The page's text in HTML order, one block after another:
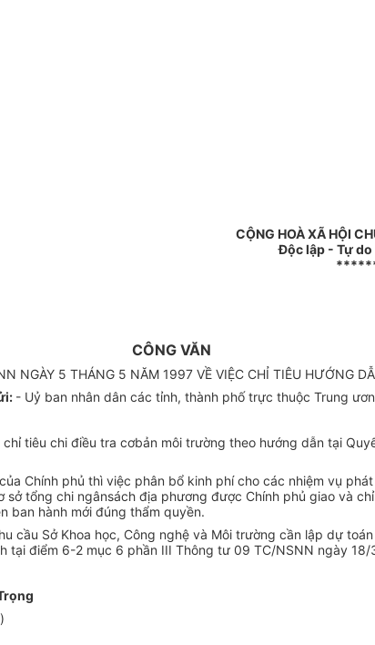
CỘNG HOÀ XÃ HỘI
Độc lập - Tự
CÔNG VĂN
NGÀY 5 THÁNG 5 NĂM 1997 VỀ VIỆC CHỈ TIÊU HƯỚNG
- Uỷ ban nhân dân các tỉnh, thành phố trực thuộc Trung
tiêu chi điều tra cơbản môi trường theo hướng dẫn tại
Chính phủ thì việc phân bổ kinh phí cho các nhiệm vụ
tổng chi ngânsách địa phương được Chính phủ giao và
ban hành mới đúng thẩm quyền.
cầu Sở Khoa học, Công nghệ và Môi trường cần lập dự
tại điểm 6-2 mục 6 phần III Thông tư 09 TC/NSNN ngày 18/